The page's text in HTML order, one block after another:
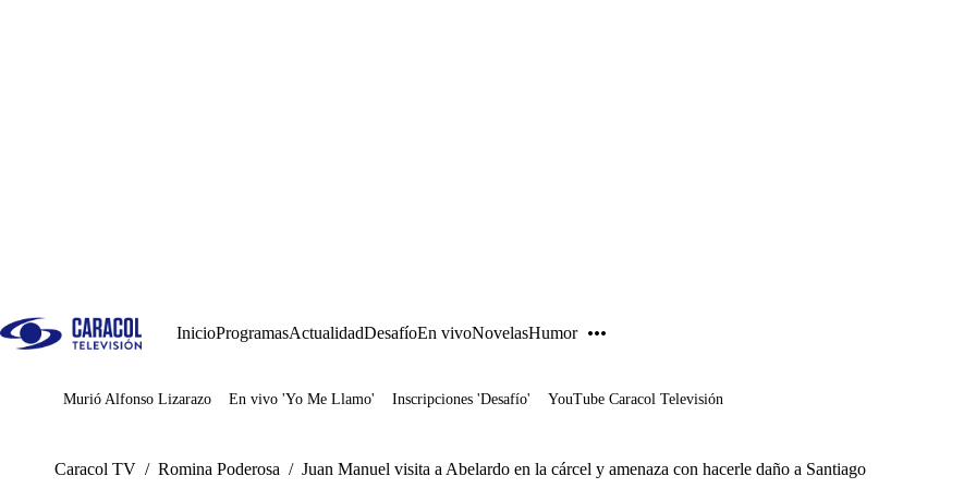
InicioProgramasActualidadDesafíoEn vivoNovelasHumor
Juegos
Murió Alfonso Lizarazo En vivo 'Yo Me Llamo' Inscripciones 'Desafío' YouTube Caracol Televisión
Caracol TV / Romina Poderosa / Juan Manuel visita a Abelardo en la cárcel y amenaza con hacerle daño a Santiago